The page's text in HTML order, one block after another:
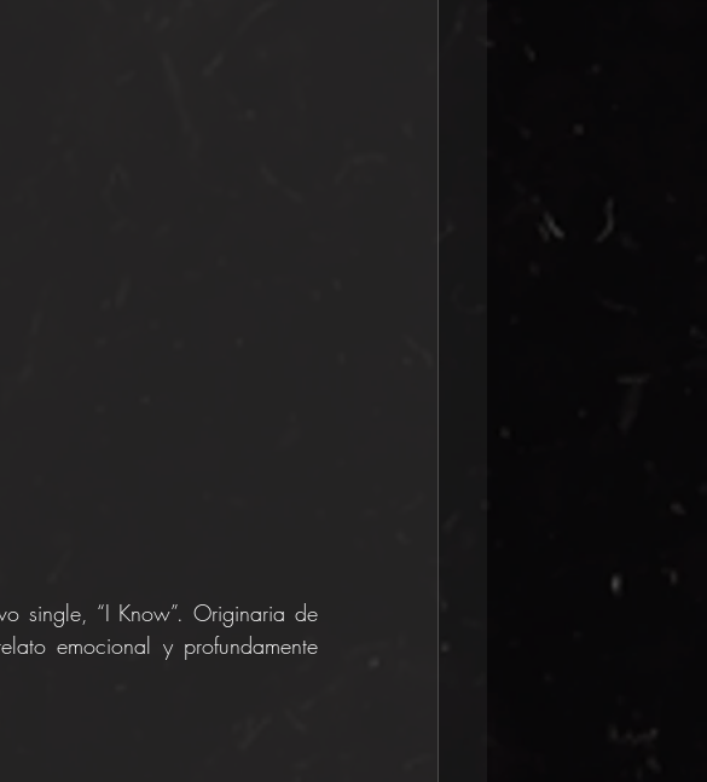
single, “I Know”. Originaria de
emocional y profundamente